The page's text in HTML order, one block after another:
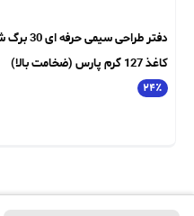
کاغذ 127 گرم پارس (ضخامت بالا)
۲۴٪